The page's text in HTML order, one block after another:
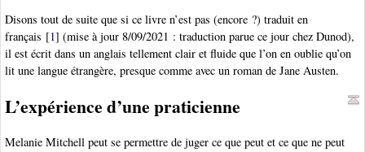
Disons tout de suite que si ce livre n’est pas (encore ?) traduit en
français [1] (mise à jour 8/09/2021 : traduction parue ce jour chez Dunod),
il est écrit dans un anglais tellement clair et fluide que l’on en oublie qu’on
lit une langue étrangère, presque comme avec un roman de Jane Austen.
L’expérience d’une praticienne
Melanie Mitchell peut se permettre de juger ce que peut et ce que ne peut